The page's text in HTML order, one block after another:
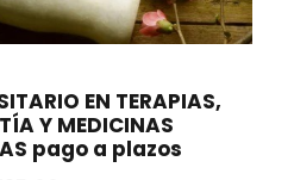
EN TERAPIAS,
Y MEDICINAS
pago a plazos